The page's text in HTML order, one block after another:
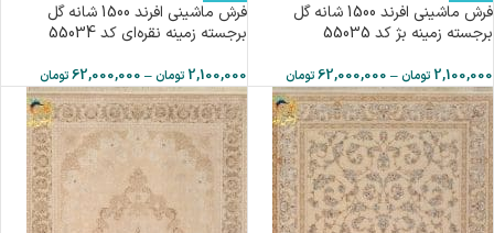
فرش ماشینی افرند 1500 شانه گل
برجسته زمینه بژ کد 55035
2,100,000 تومان–
62,000,000تومان
فرش ماشینی افرند 1500 شانه گل
برجسته زمینه نقره‌ای کد 55034
2,100,000 تومان –
62,000,000 تومان